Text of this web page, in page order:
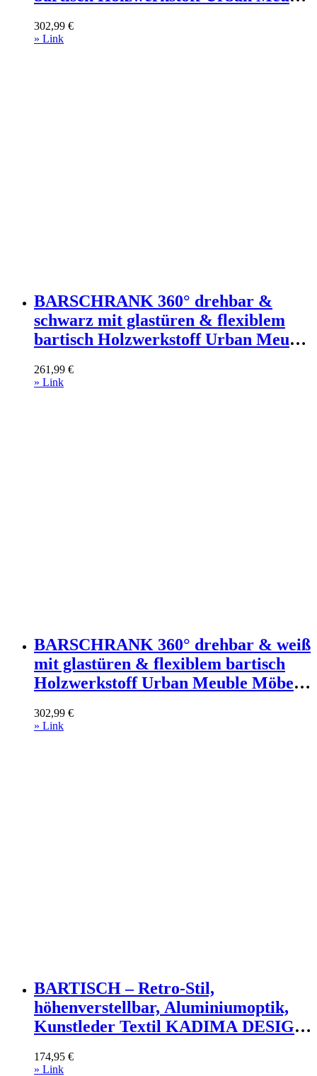
302,99 €
» Link
BARSCHRANK 360° drehbar &
schwarz mit glastüren & flexiblem
bartisch Holzwerkstoff Urban Meuble
261,99 €
» Link
BARSCHRANK 360° drehbar & weiß
mit glastüren & flexiblem bartisch
Holzwerkstoff Urban Meuble Möbel
302,99 €
» Link
BARTISCH – Retro-Stil,
höhenverstellbar, Aluminiumoptik,
Kunstleder Textil KADIMA DESIGN
174,95 €
» Link